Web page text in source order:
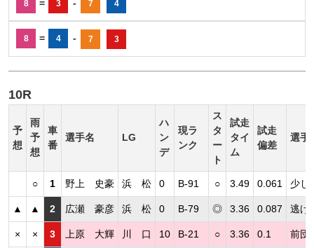
8 = 3 - 7 4
8 = 4 - 7 3
10R
予
想
雨
予
想
車
番
選手名 LG
ハ
ン
デ
現ラ
ンク
ス
タ
ー
ト
試走
タイ
ム
試走
偏差
選手
○ 1 野上 史豪 浜 松 0 B-91 ○ 3.49 0.061 少し
▲ ▲ 2 広瀬 豪彦 浜 松 0 B-79 ◎ 3.36 0.087 逃げ
× × 3 上原 大輝 川 口 10 B-21 ○ 3.36 0.1 前団